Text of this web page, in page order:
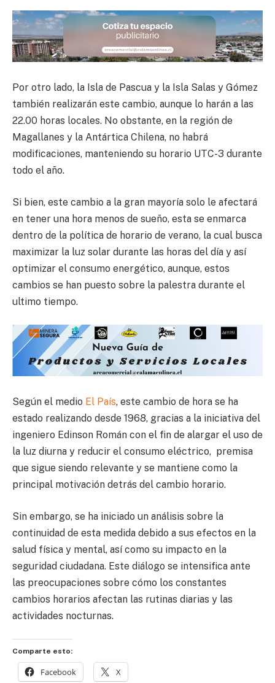
Por otro lado, la Isla de Pascua y la Isla Salas y Gómez
también realizarán este cambio, aunque lo harán a las
22.00 horas locales. No obstante, en la región de
Magallanes y la Antártica Chilena, no habrá
modificaciones, manteniendo su horario UTC-3 durante
todo el año.
Si bien, este cambio a la gran mayoría solo le afectará
en tener una hora menos de sueño, esta se enmarca
dentro de la política de horario de verano, la cual busca
maximizar la luz solar durante las horas del día y así
optimizar el consumo energético, aunque, estos
cambios se han puesto sobre la palestra durante el
ultimo tiempo.
Según el medio El País, este cambio de hora se ha
estado realizando desde 1968, gracias a la iniciativa del
ingeniero Edinson Román con el fin de alargar el uso de
la luz diurna y reducir el consumo eléctrico, premisa
que sigue siendo relevante y se mantiene como la
principal motivación detrás del cambio horario.
Sin embargo, se ha iniciado un análisis sobre la
continuidad de esta medida debido a sus efectos en la
salud física y mental, así como su impacto en la
seguridad ciudadana. Este diálogo se intensifica ante
las preocupaciones sobre cómo los constantes
cambios horarios afectan las rutinas diarias y las
actividades nocturnas.
Comparte esto:
Facebook X